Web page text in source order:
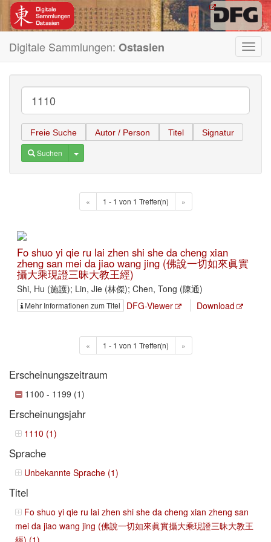
Digitale Sammlungen: Ostasien
Freie Suche Autor / Person Titel Signatur
Suchen Toggle Dropdown
« 1 - 1 von 1 Treffer(n) »
Fo shuo yi qie ru lai zhen shi she da cheng xian
zheng san mei da jiao wang jing (佛說一切如來眞實
攝大乘現證三昧大教王經)
Shi, Hu (施護); Lin, Jie (林傑); Chen, Tong (陳通)
Mehr Informationen zum Titel DFG-Viewer Download
« 1 - 1 von 1 Treffer(n) »
Erscheinungszeitraum
1100 - 1199 (1)
Erscheinungsjahr
1110 (1)
Sprache
Unbekannte Sprache (1)
Titel
Fo shuo yi qie ru lai zhen shi she da cheng xian zheng san
mei da jiao wang jing (佛說一切如來眞實攝大乘現證三昧大教王
經) (1)